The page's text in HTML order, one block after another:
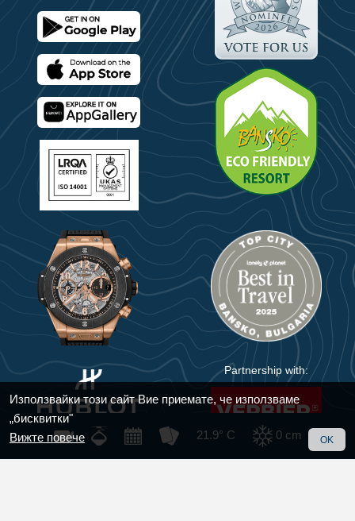
21.9° C 0 cm
Partnership with:
Използвайки този сайт Вие приемате, че използваме
„бисквитки"
Вижте повече
OK